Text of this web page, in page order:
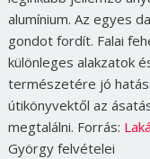
alumínium. Az egyes
gondot fordít. Falai
különleges alakzatok
természetére jó
útikönyvektől az
megtalálni. Forrás:
György felvételei